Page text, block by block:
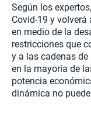
Según los
Covid-19 y
en medio de la
restricciones que
y a las cadenas
en la mayoría de
potencia
dinámica no